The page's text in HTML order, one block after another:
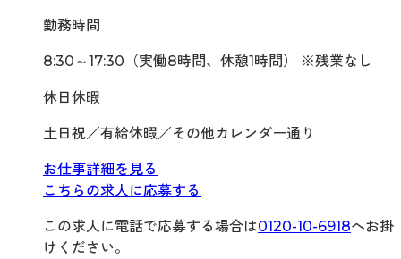
勤務時間
8:30～17:30（実働8時間、休憩1時間） ※残業なし
休日休暇
土日祝／有給休暇／その他カレンダー通り
お仕事詳細を見る
こちらの求人に応募する
この求人に電話で応募する場合は0120-10-6918へお掛
けください。